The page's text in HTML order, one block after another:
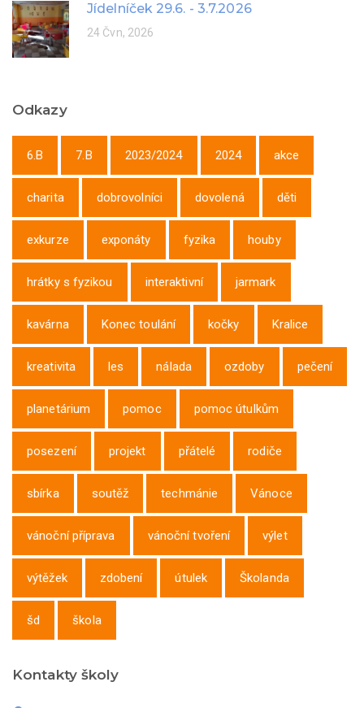
Jídelníček 29.6. - 3.7.2026
24 Čvn, 2026
Odkazy
6.B 7.B 2023/2024 2024 akce
charita dobrovolníci dovolená děti
exkurze exponáty fyzika houby
hrátky s fyzikou interaktivní jarmark
kavárna Konec toulání kočky Kralice
kreativita les nálada ozdoby pečení
planetárium pomoc pomoc útulkům
posezení projekt přátelé rodiče
sbírka soutěž techmánie Vánoce
vánoční příprava vánoční tvoření výlet
výtěžek zdobení útulek Školanda
šd škola
Kontakty školy